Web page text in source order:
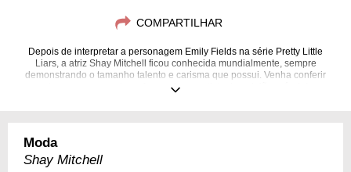
COMPARTILHAR
Depois de interpretar a personagem Emily Fields na série Pretty Little
Liars, a atriz Shay Mitchell ficou conhecida mundialmente, sempre
demonstrando o tamanho talento e carisma que possui. Venha conferir
alguns pensamentos e frases dessa artista de opinião própria!
Moda
Shay Mitchell